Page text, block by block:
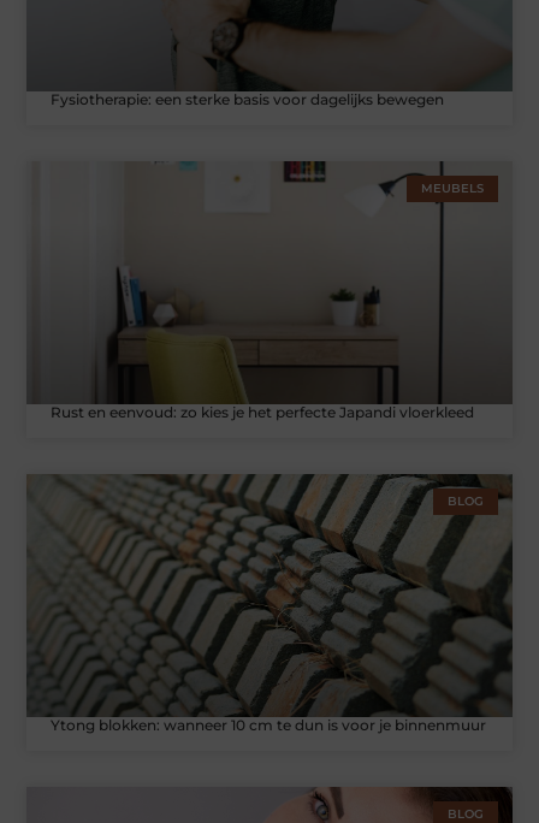
Fysiotherapie: een sterke basis voor dagelijks bewegen
MEUBELS
Rust en eenvoud: zo kies je het perfecte Japandi vloerkleed
BLOG
Ytong blokken: wanneer 10 cm te dun is voor je binnenmuur
BLOG